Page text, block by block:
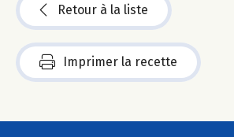
Retour à la liste
Imprimer la recette